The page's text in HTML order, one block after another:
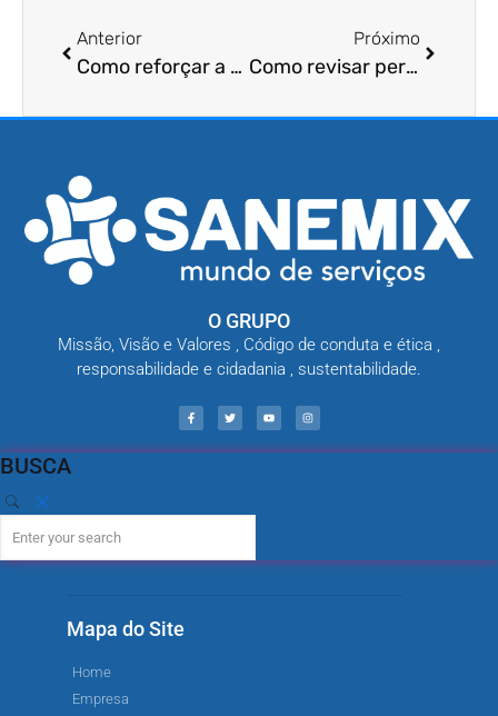
Anterior
Como reforçar a vedação de portas e janelas para impedir pragas?
Próximo
Como revisar periodicamente despensas para evitar infestações de pragas?
O GRUPO
Missão, Visão e Valores , Código de conduta e ética ,
responsabilidade e cidadania , sustentabilidade.
BUSCA
Mapa do Site
Home
Empresa